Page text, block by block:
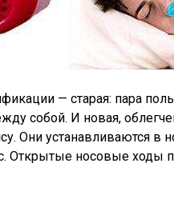
— старая: пара
собой. И новая,
Они устанавливаются в
Открытые носовые ходы